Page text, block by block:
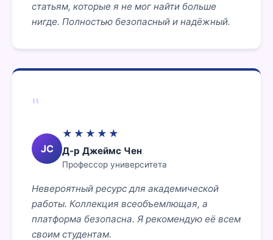
статьям, которые я не мог найти больше
нигде. Полностью безопасный и надёжный.
"
JC
★★★★★
Д-р Джеймс Чен
Профессор университета
Невероятный ресурс для академической
работы. Коллекция всеобъемлющая, а
платформа безопасна. Я рекомендую её всем
своим студентам.